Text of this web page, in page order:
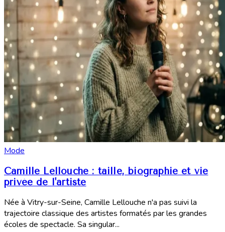
Mode
Camille Lellouche : taille, biographie et vie
privée de l'artiste
Née à Vitry-sur-Seine, Camille Lellouche n'a pas suivi la
trajectoire classique des artistes formatés par les grandes
écoles de spectacle. Sa singular...